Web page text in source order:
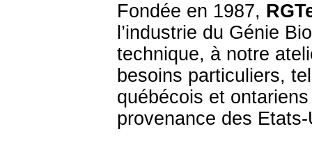
Fondée en 1987,
l’industrie du Génie
technique, à notre
besoins particuliers,
québécois et
provenance des